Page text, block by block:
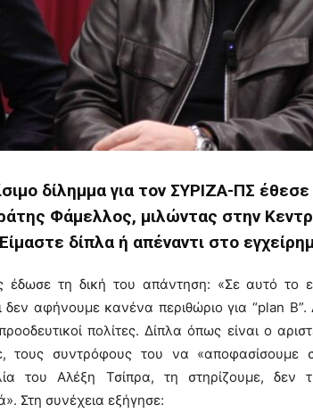
δίλημμα για τον ΣΥΡΙΖΑ-ΠΣ
Φάμελλος, μιλώντας στην
δίπλα ή απέναντι στο
έδωσε τη δική του απάντηση: «Σε αυτό το
δεν αφήνουμε κανένα περιθώριο για “plan
πολίτες. Δίπλα όπως είναι ο
τους συντρόφους του να «αποφασίσουμε
του Αλέξη Τσίπρα, τη στηρίζουμε, δεν
Στη συνέχεια εξήγησε: